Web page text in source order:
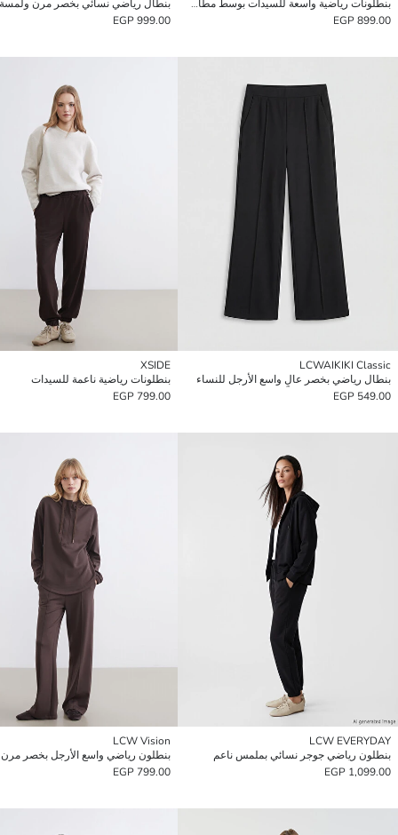
بنطلونات رياضية واسعة للسيدات بوسط مطاطي
899.00 EGP
بنطال رياضي نسائي بخصر مرن ولمسة
999.00 EGP
LCWAIKIKI Classic
بنطال رياضي بخصر عالٍ واسع الأرجل للنساء
549.00 EGP
XSIDE
بنطلونات رياضية ناعمة للسيدات
799.00 EGP
LCW EVERYDAY
بنطلون رياضي جوجر نسائي بملمس ناعم
1,099.00 EGP
LCW Vision
799.00 EGP